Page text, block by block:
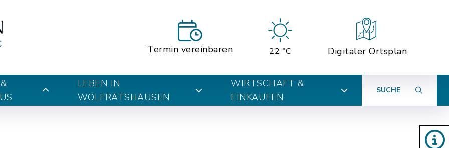
Termin vereinbaren 22 °C Digitaler Ortsplan
LEBEN IN
WOLFRATSHAUSEN
WIRTSCHAFT &
EINKAUFEN
SUCHE